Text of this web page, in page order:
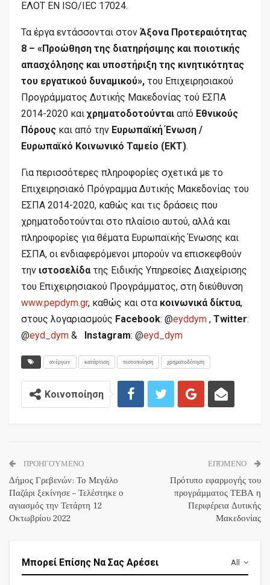
ΕΛΟΤ ΕΝ ISO/IEC 17024.
Τα έργα εντάσσονται στον Άξονα Προτεραιότητας
8 – «Προώθηση της διατηρήσιμης και ποιοτικής
απασχόλησης και υποστήριξη της κινητικότητας
του εργατικού δυναμικού», του Επιχειρησιακού
Προγράμματος Δυτικής Μακεδονίας τού ΕΣΠΑ
2014-2020 καιχρηματοδοτούνται από Εθνικούς
Πόρους και από την Ευρωπαϊκή Ένωση /
Ευρωπαϊκό Κοινωνικό Ταμείο (ΕΚΤ).
Για περισσότερες πληροφορίες σχετικά με το
Επιχειρησιακό Πρόγραμμα Δυτικής Μακεδονίας του
ΕΣΠΑ 2014-2020, καθώς και τις δράσεις που
χρηματοδοτούνται στο πλαίσιο αυτού, αλλά και
πληροφορίες για θέματα Ευρωπαϊκής Ένωσης και
ΕΣΠΑ, οι ενδιαφερόμενοι μπορούν να επισκεφθούν
την ιστοσελίδα της Ειδικής Υπηρεσίες Διαχείρισης
του Επιχειρησιακού Προγράμματος, στη διεύθυνση
www.pepdym.gr, καθώς και στα κοινωνικά δίκτυα,
στους λογαριασμούς Facebook: @eyddym , Twitter:
@eyd_dym & Instagram: @eyd_dym
ανέργων κατάρτιση πιστοποίηση χρηματοδότηση
Κοινοποίηση
ΠΡΟΗΓΟΎΜΕΝΟ
Δήμος Γρεβενών: Το Μεγάλο
Παζάρι ξεκίνησε – Τελέστηκε ο
αγιασμός την Τετάρτη 12
Οκτωβρίου 2022
ΕΠΌΜΕΝΟ
Πρότυπο εφαρμογής του
προγράμματος ΤΕΒΑ η
Περιφέρεια Δυτικής
Μακεδονίας
All
Μπορεί Επίσης Να Σας Αρέσει